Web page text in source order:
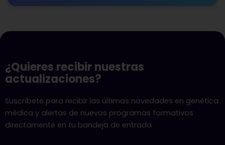
¿Quieres recibir nuestras
actualizaciones?
Suscríbete para recibir las últimas novedades en genética
médica y alertas de nuevos programas formativos
directamente en tu bandeja de entrada